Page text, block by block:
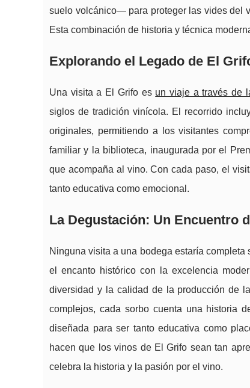
suelo volcánico— para proteger las vides del
Esta combinación de historia y técnica
Explorando el Legado de El
Una visita a El Grifo es un viaje a través de
siglos de tradición vinícola. El recorrido
originales, permitiendo a los visitantes
familiar y la biblioteca, inaugurada por el
que acompaña al vino. Con cada paso, el
tanto educativa como emocional.
La Degustación: Un Encuentro
Ninguna visita a una bodega estaría
el encanto histórico con la excelencia
diversidad y la calidad de la producción de
complejos, cada sorbo cuenta una historia
diseñada para ser tanto educativa como
hacen que los vinos de El Grifo sean tan
celebra la historia y la pasión por el vino.